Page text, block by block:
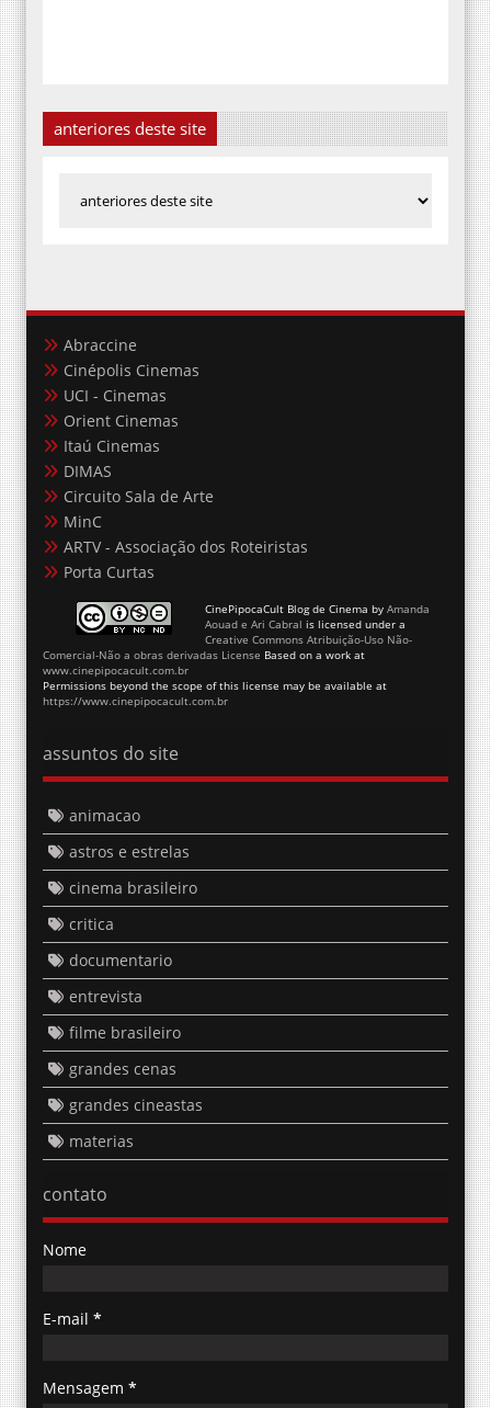
anteriores deste site
Abraccine
Cinépolis Cinemas
UCI - Cinemas
Orient Cinemas
Itaú Cinemas
DIMAS
Circuito Sala de Arte
MinC
ARTV - Associação dos Roteiristas
Porta Curtas
CinePipocaCult Blog de Cinema by Amanda
Aouad e Ari Cabral is licensed under a
Creative Commons Atribuição-Uso Não-
Comercial-Não a obras derivadas License Based on a work at
www.cinepipocacult.com.br
Permissions beyond the scope of this license may be available at
https://www.cinepipocacult.com.br
assuntos do site
animacao
astros e estrelas
cinema brasileiro
critica
documentario
entrevista
filme brasileiro
grandes cenas
grandes cineastas
materias
contato
Nome
E-mail *
Mensagem *